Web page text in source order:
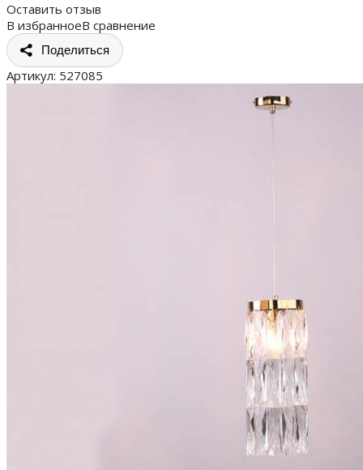
Оставить отзыв
В избранноеВ сравнение
Поделиться
Артикул: 527085